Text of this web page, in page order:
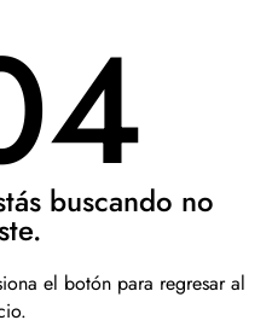
buscando no
el botón para regresar al